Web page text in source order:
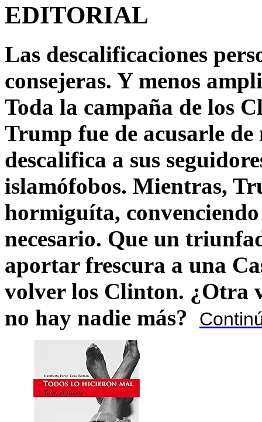
EDITORIAL
Las descalificaciones
consejeras. Y menos
Toda la campaña de los
Trump fue de acusarle
descalifica a sus
islamófobos. Mientras,
hormiguíta,
necesario. Que un
aportar frescura a una
volver los Clinton. ¿Otra
no hay nadie más?